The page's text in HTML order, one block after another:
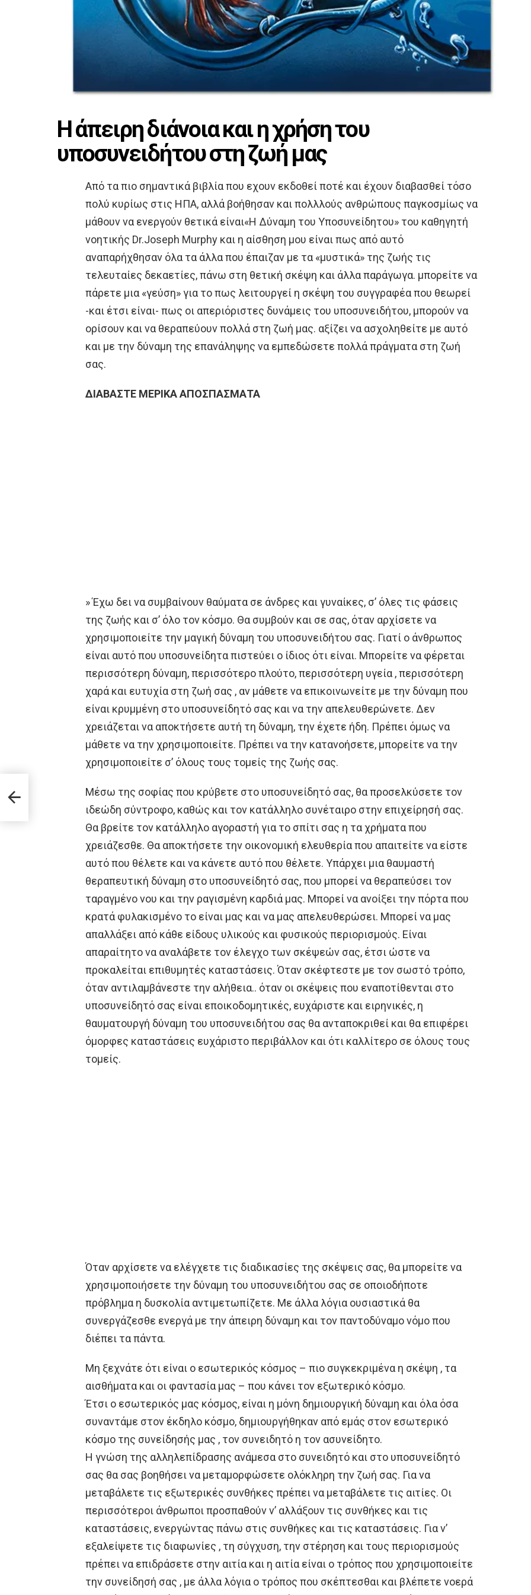
Η άπειρη διάνοια και η χρήση του
υποσυνειδήτου στη ζωή μας
Από τα πιο σημαντικά βιβλία που εχουν εκδοθεί ποτέ και έχουν διαβασθεί τόσο
πολύ κυρίως στις ΗΠΑ, αλλά βοήθησαν και πολλλούς ανθρώπους παγκοσμίως να
μάθουν να ενεργούν θετικά είναι«Η Δύναμη του Υποσυνείδητου» του καθηγητή
νοητικής Dr.Joseph Murphy και η αίσθηση μου είναι πως από αυτό
αναπαρήχθησαν όλα τα άλλα που έπαιζαν με τα «μυστικά» της ζωής τις
τελευταίες δεκαετίες, πάνω στη θετική σκέψη και άλλα παράγωγα. μπορείτε να
πάρετε μια «γεύση» για το πως λειτουργεί η σκέψη του συγγραφέα που θεωρεί
-και έτσι είναι- πως οι απεριόριστες δυνάμεις του υποσυνειδήτου, μπορούν να
ορίσουν και να θεραπεύουν πολλά στη ζωή μας. αξίζει να ασχοληθείτε με αυτό
και με την δύναμη της επανάληψης να εμπεδώσετε πολλά πράγματα στη ζωή
σας.
ΔΙΑΒΑΣΤΕ ΜΕΡΙΚΑ ΑΠΟΣΠΑΣΜΑΤΑ
» Έχω δει να συμβαίνουν θαύματα σε άνδρες και γυναίκες, σ’ όλες τις φάσεις
της ζωής και σ’ όλο τον κόσμο. Θα συμβούν και σε σας, όταν αρχίσετε να
χρησιμοποιείτε την μαγική δύναμη του υποσυνειδήτου σας. Γιατί ο άνθρωπος
είναι αυτό που υποσυνείδητα πιστεύει ο ίδιος ότι είναι. Μπορείτε να φέρεται
περισσότερη δύναμη, περισσότερο πλούτο, περισσότερη υγεία , περισσότερη
χαρά και ευτυχία στη ζωή σας , αν μάθετε να επικοινωνείτε με την δύναμη που
είναι κρυμμένη στο υποσυνείδητό σας και να την απελευθερώνετε. Δεν
χρειάζεται να αποκτήσετε αυτή τη δύναμη, την έχετε ήδη. Πρέπει όμως να
μάθετε να την χρησιμοποιείτε. Πρέπει να την κατανοήσετε, μπορείτε να την
χρησιμοποιείτε σ’ όλους τους τομείς της ζωής σας.
Μέσω της σοφίας που κρύβετε στο υποσυνείδητό σας, θα προσελκύσετε τον
ιδεώδη σύντροφο, καθώς και τον κατάλληλο συνέταιρο στην επιχείρησή σας.
Θα βρείτε τον κατάλληλο αγοραστή για το σπίτι σας η τα χρήματα που
χρειάζεσθε. Θα αποκτήσετε την οικονομική ελευθερία που απαιτείτε να είστε
αυτό που θέλετε και να κάνετε αυτό που θέλετε. Υπάρχει μια θαυμαστή
θεραπευτική δύναμη στο υποσυνείδητό σας, που μπορεί να θεραπεύσει τον
ταραγμένο νου και την ραγισμένη καρδιά μας. Μπορεί να ανοίξει την πόρτα που
κρατά φυλακισμένο το είναι μας και να μας απελευθερώσει. Μπορεί να μας
απαλλάξει από κάθε είδους υλικούς και φυσικούς περιορισμούς. Είναι
απαραίτητο να αναλάβετε τον έλεγχο των σκέψεών σας, έτσι ώστε να
προκαλείται επιθυμητές καταστάσεις. Όταν σκέφτεστε με τον σωστό τρόπο,
όταν αντιλαμβάνεστε την αλήθεια.. όταν οι σκέψεις που εναποτίθενται στο
υποσυνείδητό σας είναι εποικοδομητικές, ευχάριστε και ειρηνικές, η
θαυματουργή δύναμη του υποσυνειδήτου σας θα ανταποκριθεί και θα επιφέρει
όμορφες καταστάσεις ευχάριστο περιβάλλον και ότι καλλίτερο σε όλους τους
τομείς.
Όταν αρχίσετε να ελέγχετε τις διαδικασίες της σκέψεις σας, θα μπορείτε να
χρησιμοποιήσετε την δύναμη του υποσυνειδήτου σας σε οποιοδήποτε
πρόβλημα η δυσκολία αντιμετωπίζετε. Με άλλα λόγια ουσιαστικά θα
συνεργάζεσθε ενεργά με την άπειρη δύναμη και τον παντοδύναμο νόμο που
διέπει τα πάντα.
Μη ξεχνάτε ότι είναι ο εσωτερικός κόσμος – πιο συγκεκριμένα η σκέψη , τα
αισθήματα και οι φαντασία μας – που κάνει τον εξωτερικό κόσμο.
Έτσι ο εσωτερικός μας κόσμος, είναι η μόνη δημιουργική δύναμη και όλα όσα
συναντάμε στον έκδηλο κόσμο, δημιουργήθηκαν από εμάς στον εσωτερικό
κόσμο της συνείδησής μας , τον συνειδητό η τον ασυνείδητο.
Η γνώση της αλληλεπίδρασης ανάμεσα στο συνειδητό και στο υποσυνείδητό
σας θα σας βοηθήσει να μεταμορφώσετε ολόκληρη την ζωή σας. Για να
μεταβάλετε τις εξωτερικές συνθήκες πρέπει να μεταβάλετε τις αιτίες. Οι
περισσότεροι άνθρωποι προσπαθούν ν’ αλλάξουν τις συνθήκες και τις
καταστάσεις, ενεργώντας πάνω στις συνθήκες και τις καταστάσεις. Για ν’
εξαλείψετε τις διαφωνίες , τη σύγχυση, την στέρηση και τους περιορισμούς
πρέπει να επιδράσετε στην αιτία και η αιτία είναι ο τρόπος που χρησιμοποιείτε
την συνείδησή σας , με άλλα λόγια ο τρόπος που σκέπτεσθαι και βλέπετε νοερά